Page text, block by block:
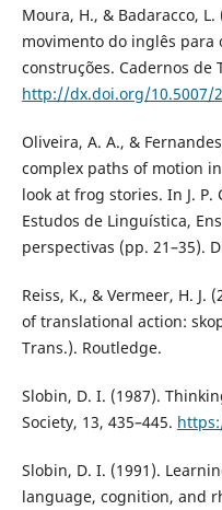
Moura, H., & Badaracco,
movimento do inglês para
construções. Cadernos de
http://dx.doi.org/10.5007/
Oliveira, A. A., &
complex paths of motion
look at frog stories. In J. P.
Estudos de Linguística,
perspectivas (pp. 21–35).
Reiss, K., & Vermeer, H. J.
of translational action:
Trans.). Routledge.
Slobin, D. I. (1987).
Society, 13, 435–445.
Slobin, D. I. (1991).
language, cognition, and